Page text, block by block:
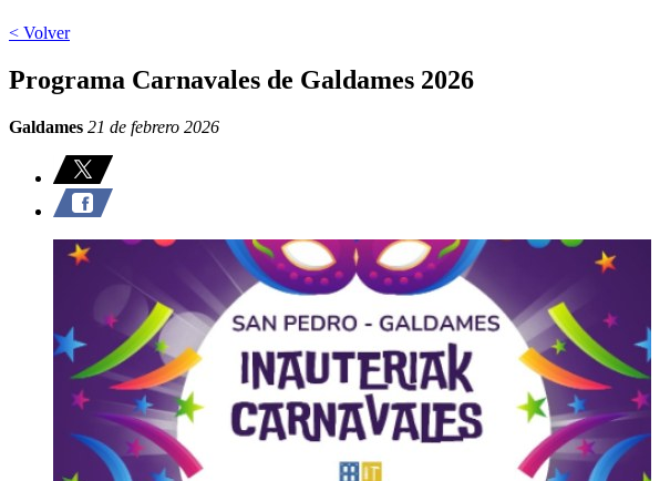
< Volver
Programa Carnavales de Galdames 2026
Galdames 21 de febrero 2026